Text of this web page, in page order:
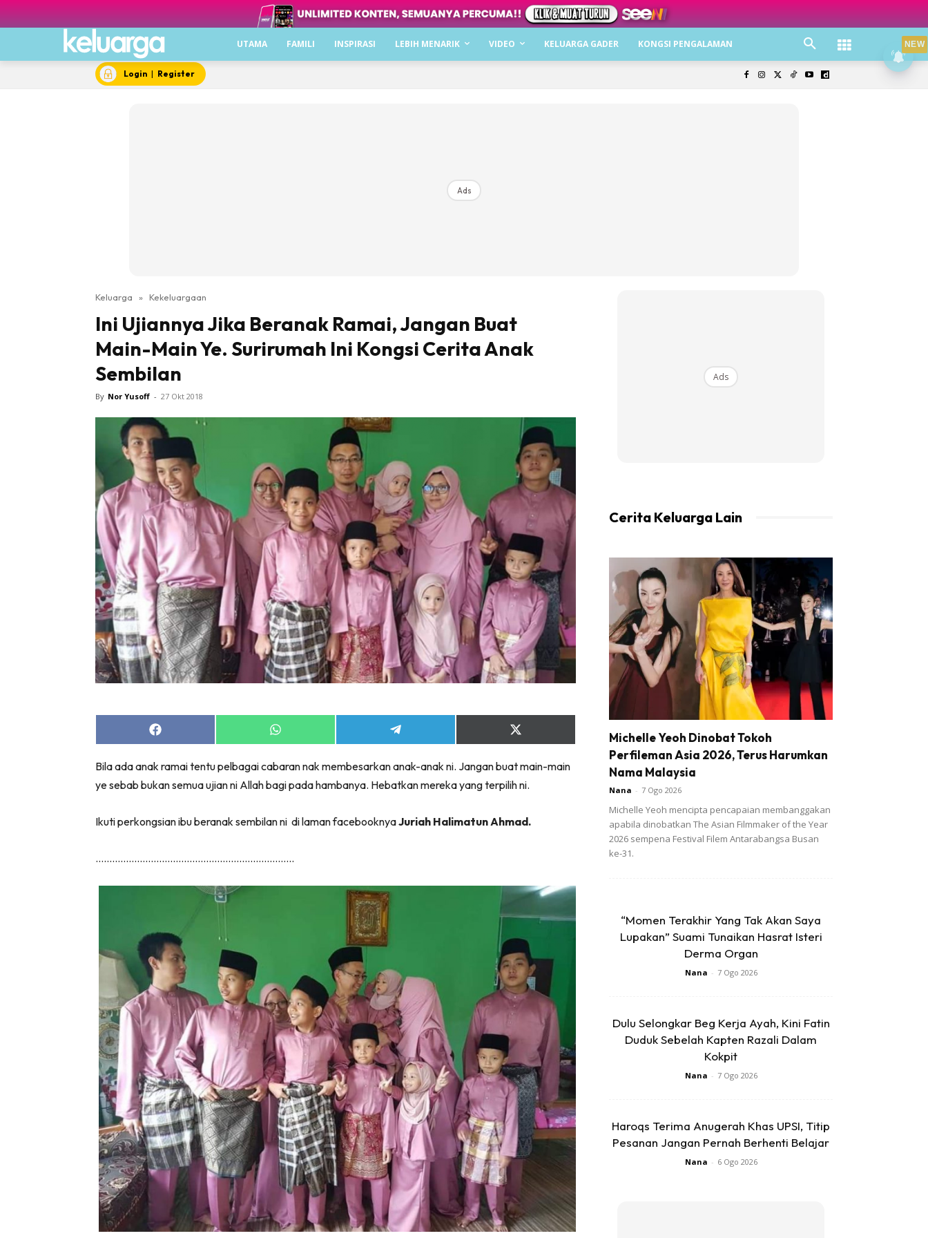
UTAMA FAMILI INSPIRASI LEBIH MENARIK VIDEO KELUARGA GADER KONGSI PENGALAMAN
Login | Register
Ads
Keluarga » Kekeluargaan
Ini Ujiannya Jika Beranak Ramai, Jangan Buat
Main-Main Ye. Surirumah Ini Kongsi Cerita Anak
Sembilan
By Nor Yusoff - 27 Okt 2018
Share
on
Share
on
Share
on
Share
on
(Twitter)
Bila ada anak ramai tentu pelbagai cabaran nak membesarkan anak-anak ni. Jangan buat main-main
ye sebab bukan semua ujian ni Allah bagi pada hambanya. Hebatkan mereka yang terpilih ni.
Ikuti perkongsian ibu beranak sembilan ni di laman facebooknyaJuriah Halimatun Ahmad.
………………………………………………………………
Ads
Cerita Keluarga Lain
Michelle Yeoh Dinobat Tokoh
Perfileman Asia 2026, Terus Harumkan
Nama Malaysia
Nana - 7 Ogo 2026
Michelle Yeoh mencipta pencapaian membanggakan
apabila dinobatkan The Asian Filmmaker of the Year
2026 sempena Festival Filem Antarabangsa Busan
ke-31.
“Momen Terakhir Yang Tak Akan Saya
Lupakan” Suami Tunaikan Hasrat Isteri
Derma Organ
Nana - 7 Ogo 2026
Dulu Selongkar Beg Kerja Ayah, Kini Fatin
Duduk Sebelah Kapten Razali Dalam
Kokpit
Nana - 7 Ogo 2026
Haroqs Terima Anugerah Khas UPSI, Titip
Pesanan Jangan Pernah Berhenti Belajar
Nana - 6 Ogo 2026
NEW